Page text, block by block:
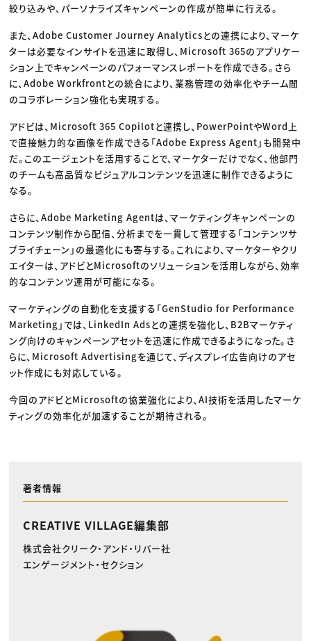
絞り込みや、パーソナライズキャンペーンの作成が簡単に行える。
また、Adobe Customer Journey Analyticsとの連携により、マーケ
ターは必要なインサイトを迅速に取得し、Microsoft 365のアプリケー
ション上でキャンペーンのパフォーマンスレポートを作成できる。さら
に、Adobe Workfrontとの統合により、業務管理の効率化やチーム間
のコラボレーション強化も実現する。
アドビは、Microsoft 365 Copilotと連携し、PowerPointやWord上
で直接魅力的な画像を作成できる「Adobe Express Agent」も開発中
だ。このエージェントを活用することで、マーケターだけでなく、他部門
のチームも高品質なビジュアルコンテンツを迅速に制作できるように
なる。
さらに、Adobe Marketing Agentは、マーケティングキャンペーンの
コンテンツ制作から配信、分析までを一貫して管理する「コンテンツサ
プライチェーン」の最適化にも寄与する。これにより、マーケターやクリ
エイターは、アドビとMicrosoftのソリューションを活用しながら、効率
的なコンテンツ運用が可能になる。
マーケティングの自動化を支援する「GenStudio for Performance
Marketing」では、LinkedIn Adsとの連携を強化し、B2Bマーケティ
ング向けのキャンペーンアセットを迅速に作成できるようになった。さ
らに、Microsoft Advertisingを通じて、ディスプレイ広告向けのアセ
ット作成にも対応している。
今回のアドビとMicrosoftの協業強化により、AI技術を活用したマーケ
ティングの効率化が加速することが期待される。
著者情報
CREATIVE VILLAGE編集部
株式会社クリーク・アンド・リバー社
エンゲージメント・セクション